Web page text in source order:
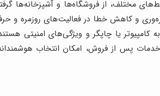
مختلف، از فروشگاه‌ها و آشپزخانه‌ها
و کاهش خطا در فعالیت‌های روزمره و
یا چاپگر و ویژگی‌های امنیتی
پس از فروش، امکان انتخاب